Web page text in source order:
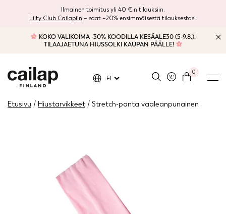
Ilmainen toimitus yli 40 €:n tilauksiin.
Liity Club Cailapiin – saat –20% ensimmäisestä tilauksestasi.
KOKO VALIKOIMA -30% KOODILLA KESÄALE30 (5-9.8.).
TILAAJAETUNA HIUSSOLKI KAUPAN PÄÄLLE!
0
FI
Etusivu / Hiustarvikkeet / Stretch-panta vaaleanpunainen